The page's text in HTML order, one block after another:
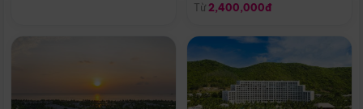
Từ 2,400,000đ